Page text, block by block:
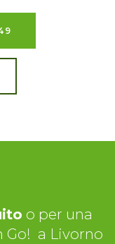
o per una
Go! a Livorno